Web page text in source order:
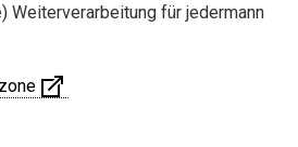
Weiterverarbeitung für jedermann